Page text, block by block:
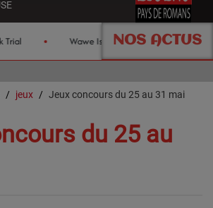
NOS ACTUS
Wawe Island Les
jeux Jeux concours du 25 au 31 mai
du 25 au